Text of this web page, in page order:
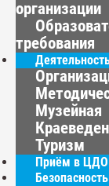
организации
требования
Музейная
Туризм
Приём в ЦДО
Безопасность